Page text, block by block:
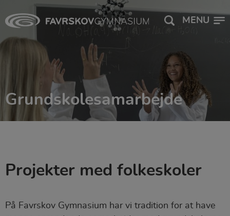
MENU
Grundskolesamarbejde
Projekter med folkeskoler
På Favrskov Gymnasium har vi tradition for at have